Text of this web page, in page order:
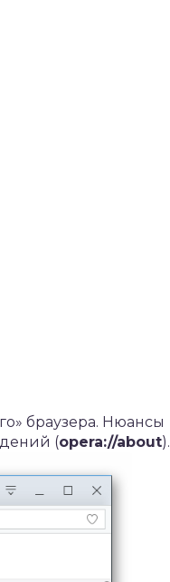
браузера. Нюансы
(opera://about).